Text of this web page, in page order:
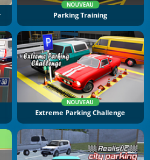
NOUVEAU
Parking Training
NOUVEAU
Extreme Parking Challenge